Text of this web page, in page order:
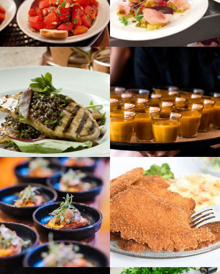
לפתיחת
התמונה
בגדול
+
בגדול
+
לפתיחת
התמונה
בגדול
-
+
לפתיחת
התמונה
בגדול
-
+